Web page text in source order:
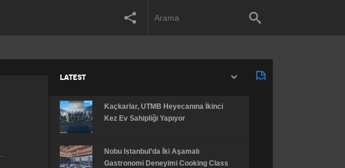
LATEST
Kaçkarlar, UTMB Heyecanına İkinci
Kez Ev Sahipliği Yapıyor
Nobu Istanbul’da İki Aşamalı
Gastronomi Deneyimi Cooking Class